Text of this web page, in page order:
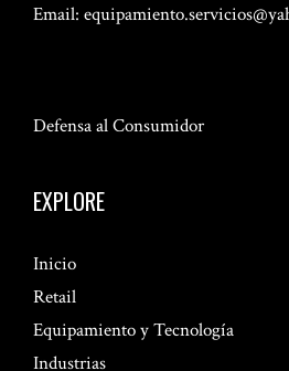
Email:
Defensa al Consumidor
EXPLORE
Inicio
Retail
Equipamiento y Tecnología
Industrias